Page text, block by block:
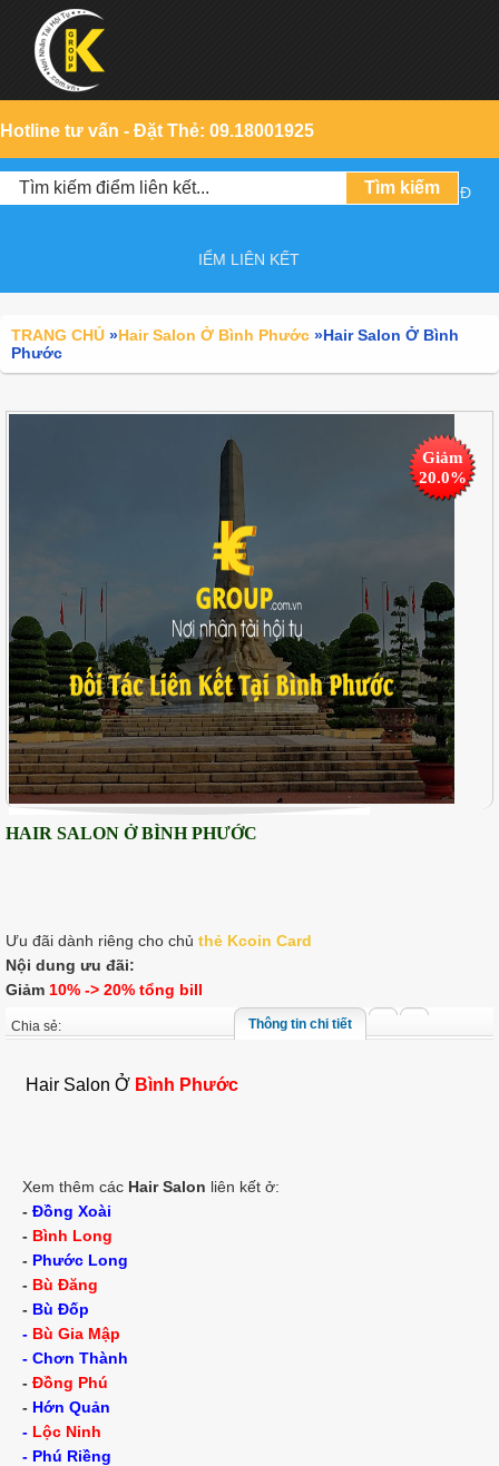
Hotline tư vấn - Đặt Thẻ: 09.18001925
Đ
IỂM LIÊN KẾT
TRANG CHỦ »Hair Salon Ở Bình Phước »Hair Salon Ở Bình
Phước
HAIR SALON Ở BÌNH PHƯỚC
Ưu đãi dành riêng cho chủ thẻ Kcoin Card
Nội dung ưu đãi:
Giảm 10% -> 20% tổng bill
Giảm
20.0%
Thông tin chi tiết
Hair Salon Ở Bình Phước
Xem thêm các Hair Salon liên kết ở:
- Đồng Xoài
- Bình Long
- Phước Long
- Bù Đăng
- Bù Đốp
- Bù Gia Mập
- Chơn Thành
- Đồng Phú
- Hớn Quản
- Lộc Ninh
- Phú Riềng
Chia sẻ: